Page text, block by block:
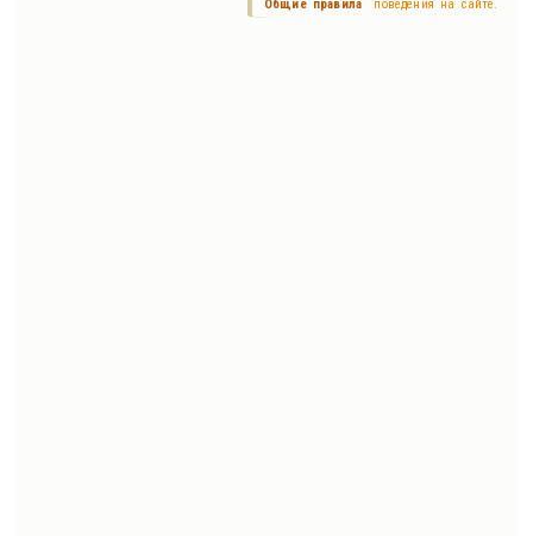
Общие правила поведения на сайте.